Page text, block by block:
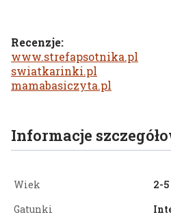
Recenzje:
www.strefapsotnika.pl
swiatkarinki.pl
mamabasiczyta.pl
Informacje
Wiek
2-
Gatunki